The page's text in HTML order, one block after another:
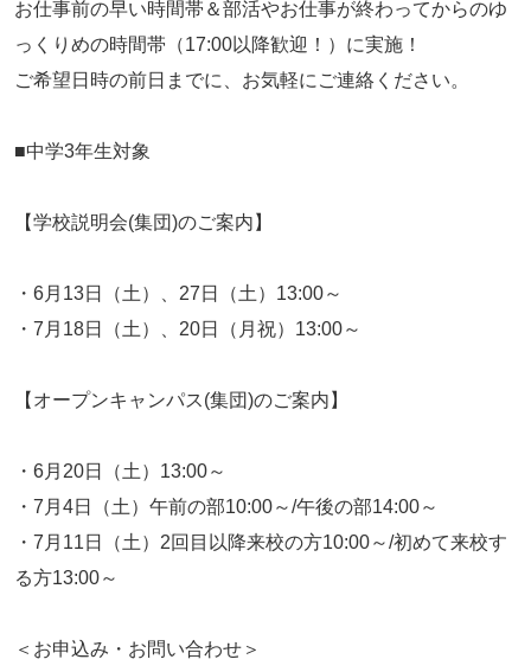
お仕事前の早い時間帯＆部活やお仕事が終わってからのゆ
っくりめの時間帯（17:00以降歓迎！）に実施！
ご希望日時の前日までに、お気軽にご連絡ください。
■中学3年生対象
【学校説明会(集団)のご案内】
・6月13日（土）、27日（土）13:00～
・7月18日（土）、20日（月祝）13:00～
【オープンキャンパス(集団)のご案内】
・6月20日（土）13:00～
・7月4日（土）午前の部10:00～/午後の部14:00～
・7月11日（土）2回目以降来校の方10:00～/初めて来校す
る方13:00～
＜お申込み・お問い合わせ＞